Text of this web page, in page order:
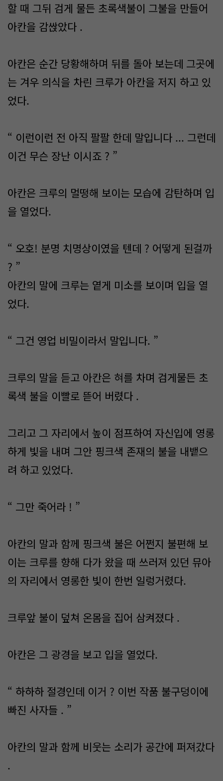
할 때 그뒤 검게 물든 초록색불이 그불을 만들어
아칸을 감싽았다 .
아칸은 순간 당황해하며 뒤를 돌아 보는데 그곳에
는 겨우 의식을 차린 크루가 아칸을 저지 하고 있
었다.
“ 이런이런 전 아직 팔팔 한데 말입니다 ... 그런데
이건 무슨 장난 이시죠 ? ”
아칸은 크루의 멀떵해 보이는 모습에 감탄하며 입
을 열었다.
“ 오호! 분명 치명상이였을 텐데 ? 어떻게 된걸까
? ”
아칸의 말에 크루는 옅게 미소를 보이며 입을 열
었다.
“ 그건 영업 비밀이라서 말입니다. ”
크루의 말을 듣고 아칸은 혀를 차며 검게물든 초
록색 불을 이빨로 뜯어 버렸다 .
그리고 그 자리에서 높이 점프하여 자신입에 영롱
하게 빛을 내며 그안 핑크색 존재의 불을 내뱉으
려 하고 있었다.
“ 그만 죽어라 ! ”
아칸의 말과 함께 핑크색 불은 어쩐지 불편해 보
이는 크루를 향해 다가 왔을 때 쓰러져 있던 뮤아
의 자리에서 영롱한 빛이 한번 일렁거렸다.
크루앞 불이 덮쳐 온몸을 집어 삼켜졌다 .
아칸은 그 광경을 보고 입을 열었다.
“ 하하하 절경인데 이거 ? 이번 작품 불구덩이에
빠진 사자들 . ”
아칸의 말과 함께 비웃는 소리가 공간에 퍼져갔다
.